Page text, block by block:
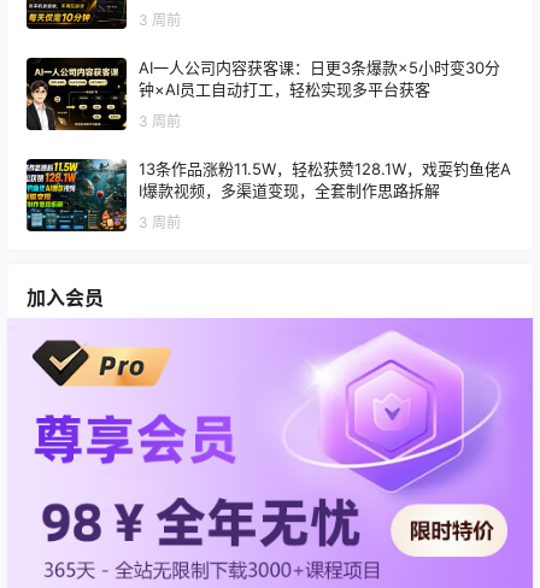
3 周前
AI一人公司内容获客课：日更3条爆款×5小时变30分
钟×AI员工自动打工，轻松实现多平台获客
3 周前
13条作品涨粉11.5W，轻松获赞128.1W，戏耍钓鱼佬A
I爆款视频，多渠道变现，全套制作思路拆解
3 周前
加入会员